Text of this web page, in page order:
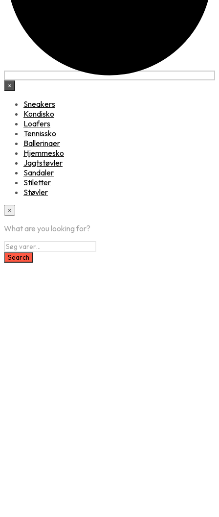
×
Sneakers
Kondisko
Loafers
Tennissko
Ballerinaer
Hjemmesko
Jagtstøvler
Sandaler
Stiletter
Støvler
×
What are you looking for?